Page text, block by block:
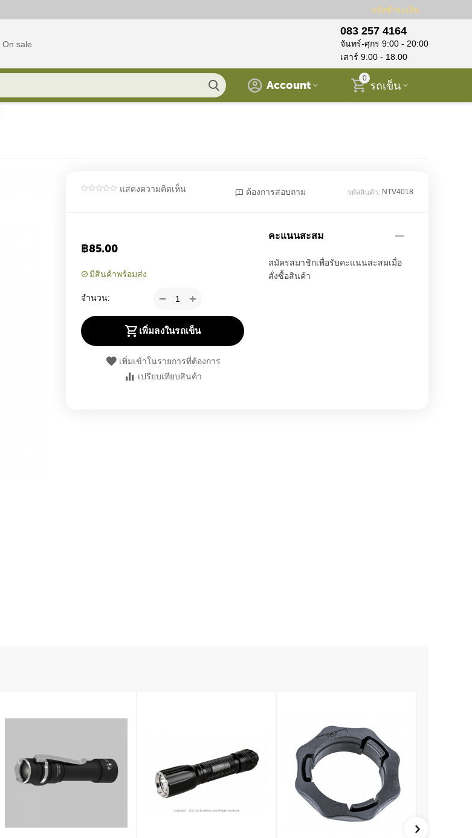
แจ้งชำระเงิน
On sale
083 257 4164
จันทร์-ศุกร 9:00 - 20:00
เสาร์ 9:00 - 18:00
0
รถเข็น
Account
แสดงความคิดเห็น ต้องการสอบถาม รหัสสินค้า: NTV4018
฿85.00
มีสินค้าพร้อมส่ง
จำนวน: +
−
เพิ่มลงในรถเข็น
เพิ่มเข้าในรายการที่ต้องการ
เปรียบเทียบสินค้า
คะแนนสะสม
สมัครสมาชิกเพื่อรับคะแนนสะสมเมื่อ
สั่งซื้อสินค้า